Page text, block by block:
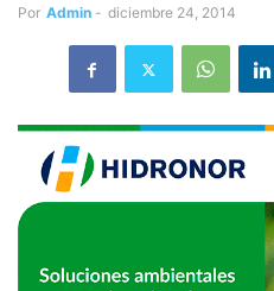
Por Admin - diciembre 24, 2014